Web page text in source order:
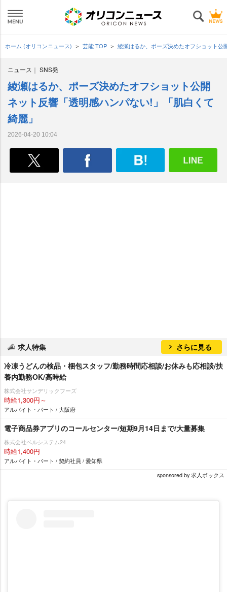
ホーム (オリコンニュース) 芸能 TOP 綾瀬はるか、ポーズ決めたオフショット
ニュース SNS発
綾瀬はるか、ポーズ決めたオフショット公開
ネット反響「透明感ハンパない!」「肌白くて
綺麗」
2026-04-20 10:04
求人特集
さらに見る
冷凍うどんの検品・梱包スタッフ/勤務時間応相談/お休みも応相談/扶
養内勤務OK/高時給
株式会社サンデリックフーズ
時給1,300円～
アルバイト・パート / 大阪府
電子商品券アプリのコールセンター/短期9月14日まで/大量募集
株式会社ベルシステム24
時給1,400円
アルバイト・パート / 契約社員 / 愛知県
sponsored by 求人ボックス